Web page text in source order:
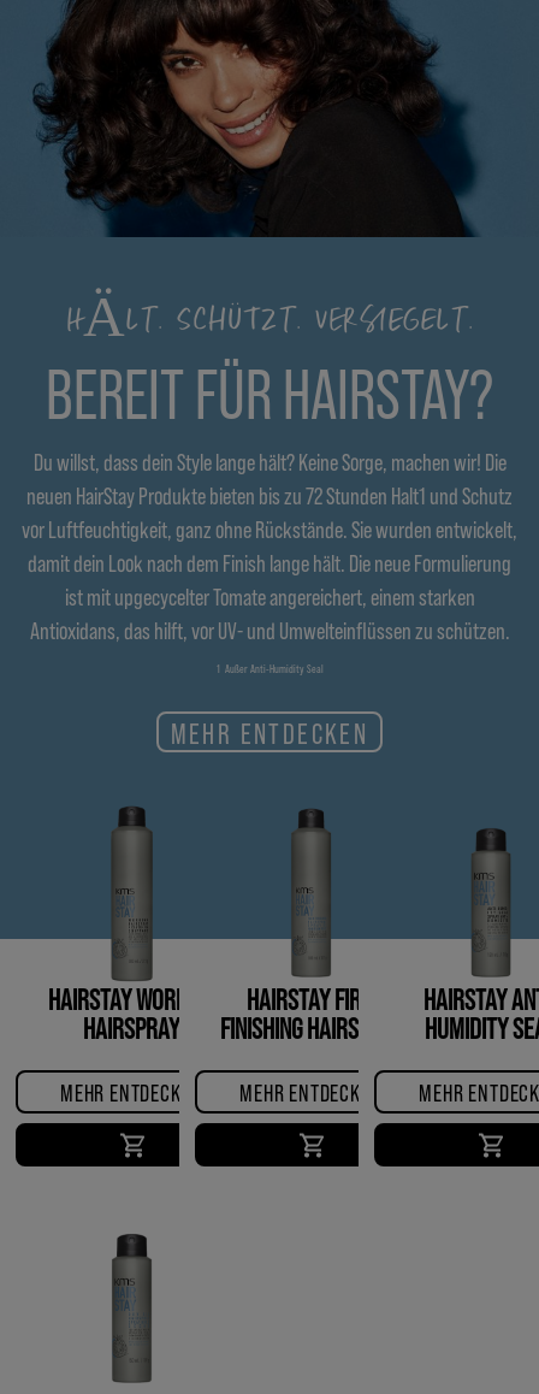
HÄLT. SCHÜTZT. VERSIEGELT.
BEREIT FÜR HAIRSTAY?
Du willst, dass dein Style lange hält? Keine Sorge, machen wir! Die
neuen HairStay Produkte bieten bis zu 72 Stunden Halt1 und Schutz
vor Luftfeuchtigkeit, ganz ohne Rückstände. Sie wurden entwickelt,
damit dein Look nach dem Finish lange hält. Die neue Formulierung
ist mit upgecycelter Tomate angereichert, einem starken
Antioxidans, das hilft, vor UV- und Umwelteinflüssen zu schützen.
1 Außer Anti-Humidity Seal
MEHR ENTDECKEN
HAIRSTAY WORKING
HAIRSPRAY
MEHR ENTDECKEN
HAIRSTAY FIRM
FINISHING HAIRSPRAY
MEHR ENTDECKEN
HAIRSTAY
HUMIDITY
MEHR